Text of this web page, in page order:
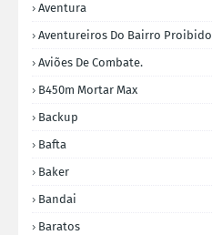
Aventura
Aventureiros Do Bairro Proibido
Aviões De Combate.
B450m Mortar Max
Backup
Bafta
Baker
Bandai
Baratos